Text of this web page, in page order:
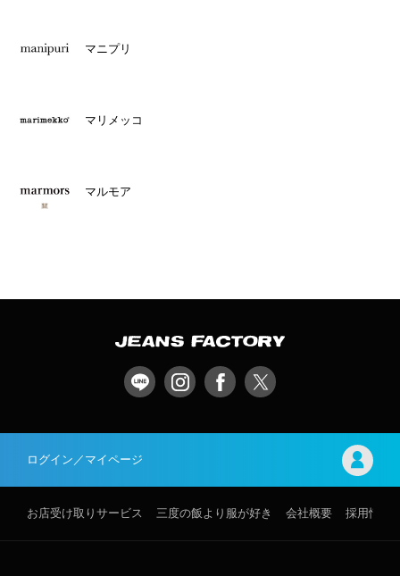
マニプリ
マリメッコ
マルモア
ログイン／マイページ
お店受け取りサービス 三度の飯より服が好き 会社概要 採用情報